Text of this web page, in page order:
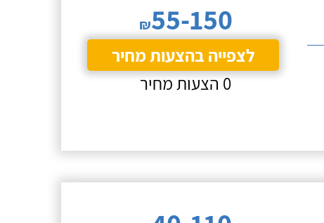
₪55-150
לצפייה בהצעות מחיר
0 הצעות מחיר